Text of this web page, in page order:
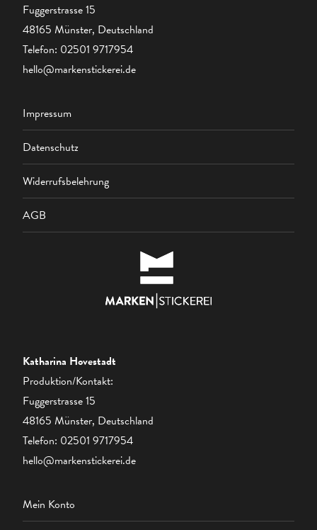
Fuggerstrasse 15
48165 Münster, Deutschland
Telefon: 02501 9717954
hello@markenstickerei.de
Impressum
Datenschutz
Widerrufsbelehrung
AGB
Katharina Hovestadt
Produktion/Kontakt:
Fuggerstrasse 15
48165 Münster, Deutschland
Telefon: 02501 9717954
hello@markenstickerei.de
Mein Konto